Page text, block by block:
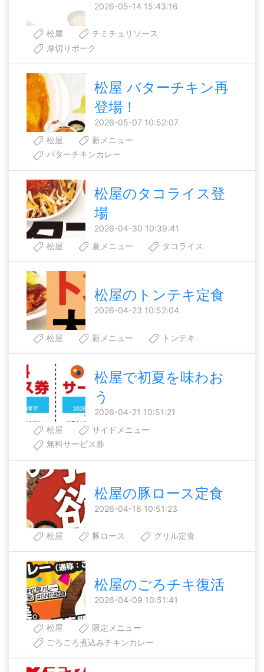
2026-05-14 15:43:16
松屋
チミチュリソース
厚切りポーク
松屋 バターチキン再
登場！
2026-05-07 10:52:07
松屋
新メニュー
バターチキンカレー
松屋のタコライス登
場
2026-04-30 10:39:41
松屋
夏メニュー タコライス
松屋のトンテキ定食
2026-04-23 10:52:04
松屋 新メニュー トンテキ
松屋で初夏を味わお
う
2026-04-21 10:51:21
松屋
サイドメニュー
無料サービス券
松屋の豚ロース定食
2026-04-16 10:51:23
松屋 豚ロース グリル定食
松屋のごろチキ復活
2026-04-09 10:51:41
松屋
限定メニュー
ごろごろ煮込みチキンカレー